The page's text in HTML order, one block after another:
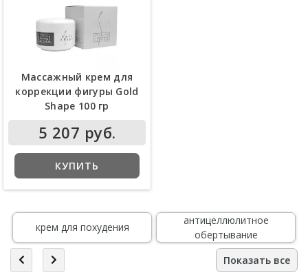
Массажный крем для
коррекции фигуры Gold
Shape 100 гр
5 207 руб.
КУПИТЬ
крем для похудения
антицеллюлитное
обертывание
Показать все